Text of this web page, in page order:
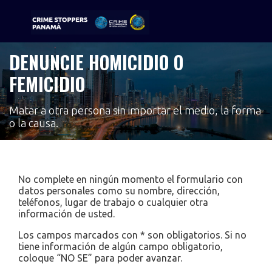
Sigue tu pista
DENUNCIE HOMICIDIO O
FEMICIDIO
Matar a otra persona sin importar el medio, la forma
o la causa.
No complete en ningún momento el formulario con
datos personales como su nombre, dirección,
teléfonos, lugar de trabajo o cualquier otra
información de usted.
Los campos marcados con * son obligatorios. Si no
tiene información de algún campo obligatorio,
coloque “NO SE” para poder avanzar.